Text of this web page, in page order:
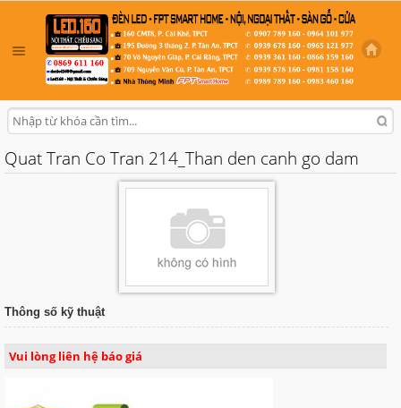
Quat Tran Co Tran 214_Than den canh go dam
Thông số kỹ thuật
Vui lòng liên hệ báo giá